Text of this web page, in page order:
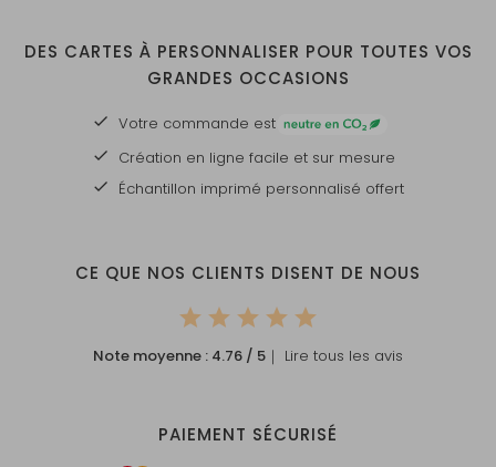
DES CARTES À PERSONNALISER POUR TOUTES VOS
GRANDES OCCASIONS
Votre commande est
Création en ligne facile et sur mesure
Échantillon imprimé personnalisé offert
CE QUE NOS CLIENTS DISENT DE NOUS
Note moyenne : 4.76 / 5 ｜ Lire tous les avis
PAIEMENT SÉCURISÉ